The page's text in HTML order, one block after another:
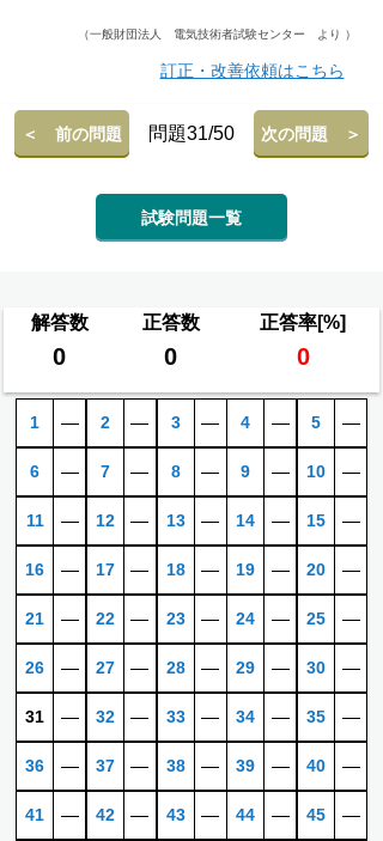
（一般財団法人 電気技術者試験センター より ）
訂正・改善依頼はこちら
＜ 前の問題 問題31/50 次の問題 ＞
試験問題一覧
解答数 正答数 正答率[%]
0 0 0
1 ―
6 ―
11 ―
16 ―
21 ―
26 ―
31 ―
36 ―
41 ―
2 ―
7 ―
12 ―
17 ―
22 ―
27 ―
32 ―
37 ―
42 ―
3 ―
8 ―
13 ―
18 ―
23 ―
28 ―
33 ―
38 ―
43 ―
4 ―
9 ―
14 ―
19 ―
24 ―
29 ―
34 ―
39 ―
44 ―
5 ―
10 ―
15 ―
20 ―
25 ―
30 ―
35 ―
40 ―
45 ―